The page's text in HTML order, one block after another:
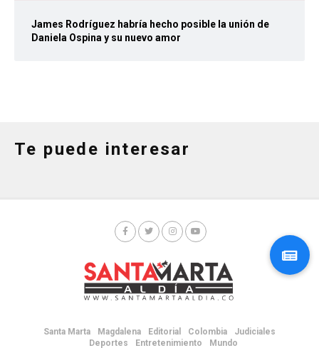
James Rodríguez habría hecho posible la unión de
Daniela Ospina y su nuevo amor
Te puede interesar
Santa Marta Magdalena Editorial Colombia
Judiciales
Deportes
Entretenimiento Mundo